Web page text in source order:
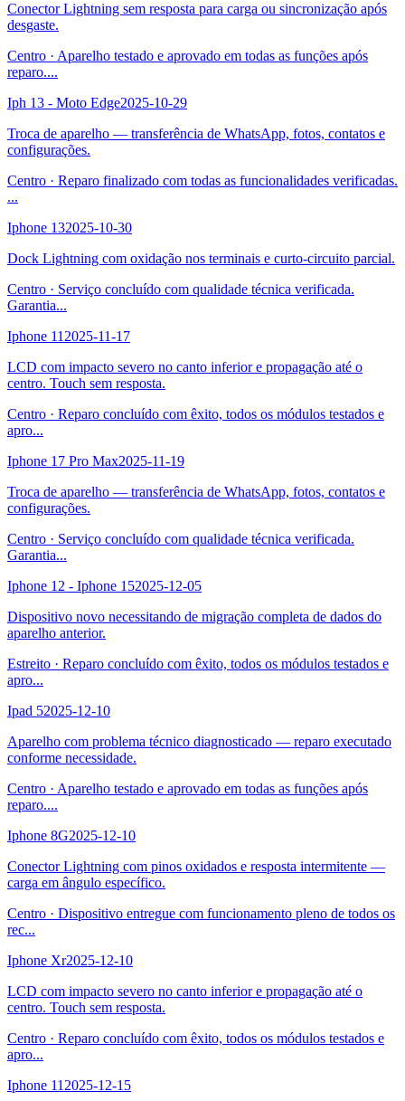
Conector Lightning sem resposta para carga ou sincronização após
desgaste.
Centro · Aparelho testado e aprovado em todas as funções após
reparo....
Iph 13 - Moto Edge2025-10-29
Troca de aparelho — transferência de WhatsApp, fotos, contatos e
configurações.
Centro · Reparo finalizado com todas as funcionalidades verificadas.
...
Iphone 132025-10-30
Dock Lightning com oxidação nos terminais e curto-circuito parcial.
Centro · Serviço concluído com qualidade técnica verificada.
Garantia...
Iphone 112025-11-17
LCD com impacto severo no canto inferior e propagação até o
centro. Touch sem resposta.
Centro · Reparo concluído com êxito, todos os módulos testados e
apro...
Iphone 17 Pro Max2025-11-19
Troca de aparelho — transferência de WhatsApp, fotos, contatos e
configurações.
Centro · Serviço concluído com qualidade técnica verificada.
Garantia...
Iphone 12 - Iphone 152025-12-05
Dispositivo novo necessitando de migração completa de dados do
aparelho anterior.
Estreito · Reparo concluído com êxito, todos os módulos testados e
apro...
Ipad 52025-12-10
Aparelho com problema técnico diagnosticado — reparo executado
conforme necessidade.
Centro · Aparelho testado e aprovado em todas as funções após
reparo....
Iphone 8G2025-12-10
Conector Lightning com pinos oxidados e resposta intermitente —
carga em ângulo específico.
Centro · Dispositivo entregue com funcionamento pleno de todos os
rec...
Iphone Xr2025-12-10
LCD com impacto severo no canto inferior e propagação até o
centro. Touch sem resposta.
Centro · Reparo concluído com êxito, todos os módulos testados e
apro...
Iphone 112025-12-15